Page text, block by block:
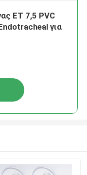
ET 7,5 PVC
για